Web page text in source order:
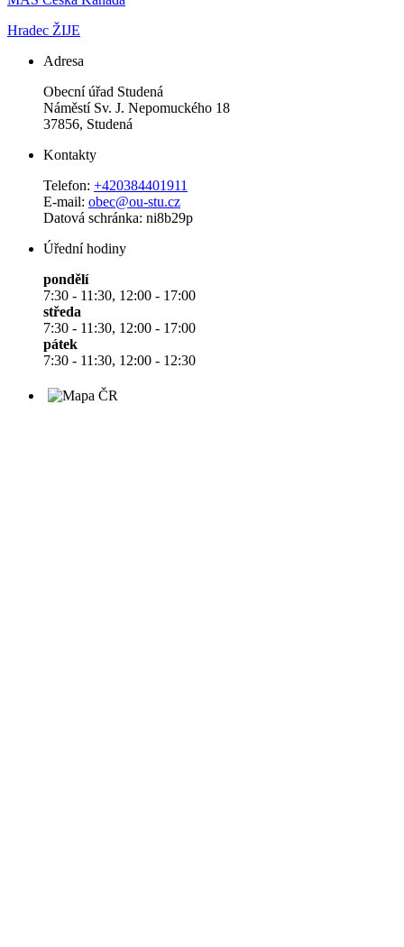
Hradec ŽIJE
Adresa
Obecní úřad Studená
Náměstí Sv. J. Nepomuckého 18
37856, Studená
Kontakty
Telefon: +420384401911
E-mail: obec@ou-stu.cz
Datová schránka: ni8b29p
Úřední hodiny
pondělí
7:30 - 11:30, 12:00 - 17:00
středa
7:30 - 11:30, 12:00 - 17:00
pátek
7:30 - 11:30, 12:00 - 12:30